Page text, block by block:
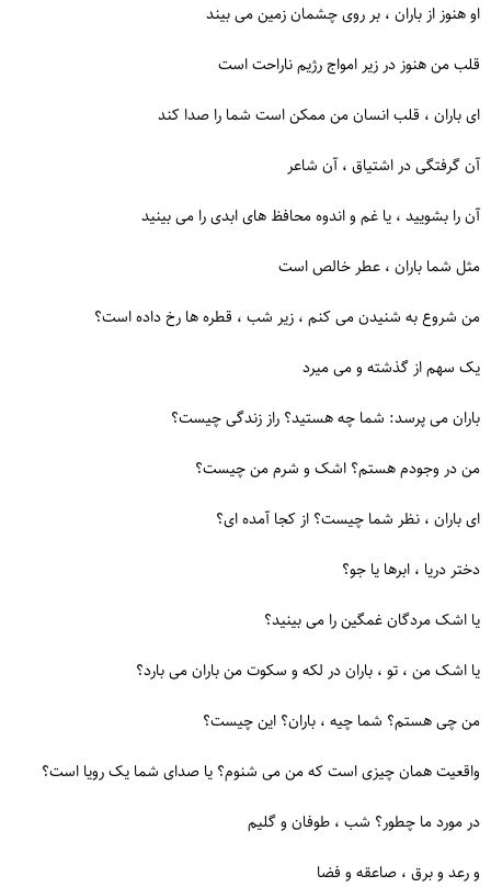
او هنوز از باران ، بر روی چشمان زمین می بیند
قلب من هنوز در زیر امواج رژیم ناراحت است
ای باران ، قلب انسان من ممکن است شما را صدا کند
آن گرفتگی در اشتیاق ، آن شاعر
آن را بشویید ، یا غم و اندوه محافظ های ابدی را می بینید
مثل شما باران ، عطر خالص است
من شروع به شنیدن می کنم ، زیر شب ، قطره ها رخ داده است؟
یک سهم از گذشته و می میرد
باران می پرسد: شما چه هستید؟ راز زندگی چیست؟
من در وجودم هستم؟ اشک و شرم من چیست؟
ای باران ، نظر شما چیست؟ از کجا آمده ای؟
دختر دریا ، ابرها یا جو؟
یا اشک مردگان غمگین را می بینید؟
یا اشک من ، تو ، باران در لکه و سکوت من باران می بارد؟
من چی هستم؟ شما چیه ، باران؟ این چیست؟
واقعیت همان چیزی است که من می شنوم؟ یا صدای شما یک رویا است؟
در مورد ما چطور؟ شب ، طوفان و گلیم
و رعد و برق ، صاعقه و فضا